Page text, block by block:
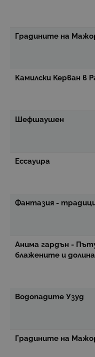
Градините на
Камилски Керван в
Шефшаушен
Ессауира
Фантазия -
Анима гардън -
блажените и
Водопадите Узуд
Градините на